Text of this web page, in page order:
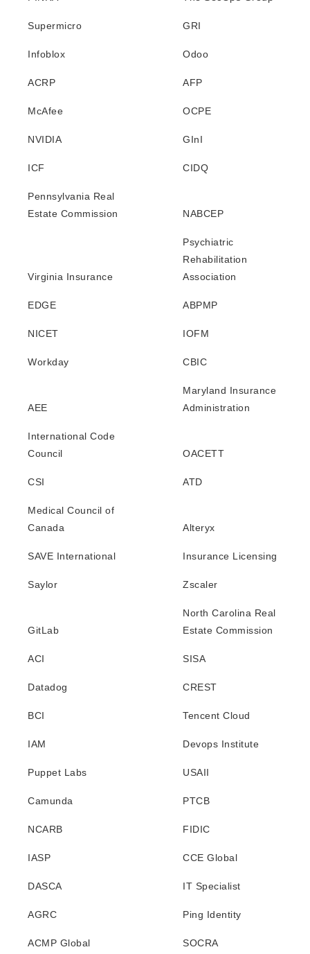
Supermicro GRI
Infoblox Odoo
ACRP AFP
McAfee OCPE
NVIDIA GInI
ICF CIDQ
Pennsylvania Real
Estate Commission
NABCEP
Virginia Insurance
Psychiatric
Rehabilitation
Association
EDGE ABPMP
NICET IOFM
Workday CBIC
AEE
Maryland Insurance
Administration
International Code
Council
OACETT
CSI ATD
Medical Council of
Canada
Alteryx
SAVE International Insurance Licensing
Saylor Zscaler
GitLab
North Carolina Real
Estate Commission
ACI SISA
Datadog CREST
BCI Tencent Cloud
IAM Devops Institute
Puppet Labs USAII
Camunda PTCB
NCARB FIDIC
IASP CCE Global
DASCA IT Specialist
AGRC Ping Identity
ACMP Global SOCRA